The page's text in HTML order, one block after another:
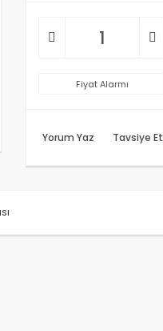
Fiyat Alarmı
Yorum Yaz Tavsiye Et